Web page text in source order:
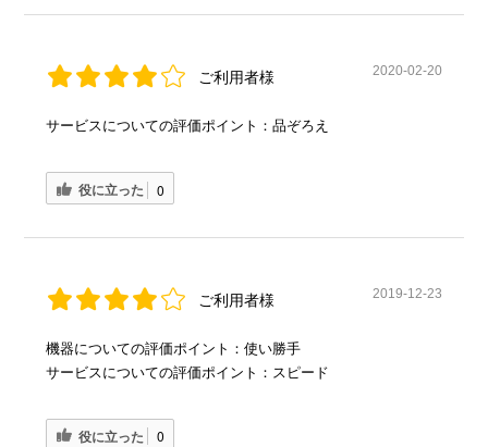
ご利用者様 2020-02-20
サービスについての評価ポイント：品ぞろえ
役に立った 0
ご利用者様 2019-12-23
機器についての評価ポイント：使い勝手
サービスについての評価ポイント：スピード
役に立った 0